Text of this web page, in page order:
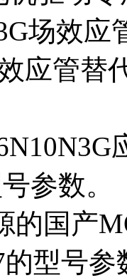
场效应
应管替
参数。
的国产
的型号参